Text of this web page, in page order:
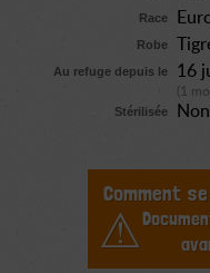
Race
Robe
Au refuge depuis le 16
(1
Stérilisée
Non
Comment